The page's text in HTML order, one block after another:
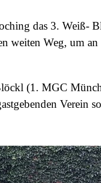
das 3. Weiß-
weiten Weg, um
(1. MGC
Verein